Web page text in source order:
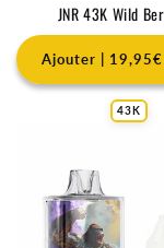
JNR 43K Wild
Ajouter | 19,95€
43K